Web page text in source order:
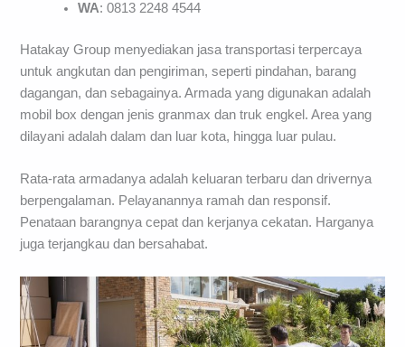
WA: 0813 2248 4544
Hatakay Group menyediakan jasa transportasi terpercaya
untuk angkutan dan pengiriman, seperti pindahan, barang
dagangan, dan sebagainya. Armada yang digunakan adalah
mobil box dengan jenis granmax dan truk engkel. Area yang
dilayani adalah dalam dan luar kota, hingga luar pulau.
Rata-rata armadanya adalah keluaran terbaru dan drivernya
berpengalaman. Pelayanannya ramah dan responsif.
Penataan barangnya cepat dan kerjanya cekatan. Harganya
juga terjangkau dan bersahabat.